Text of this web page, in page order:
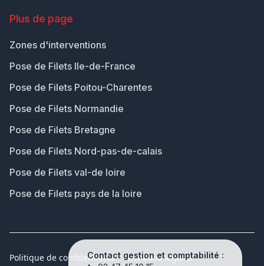
Plus de page
Zones d'interventions
Pose de Filets Ile-de-France
Pose de Filets Poitou-Charentes
Pose de Filets Normandie
Pose de Filets Bretagne
Pose de Filets Nord-pas-de-calais
Pose de Filets val-de loire
Pose de Filets pays de la loire
Politique de confidentialité Mentions légales
Contact gestion et comptabilité :